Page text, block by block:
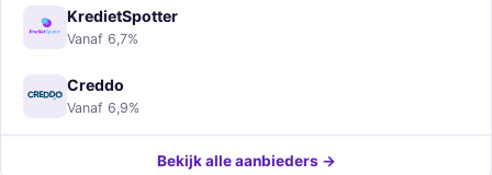
KredietSpotter
Vanaf 6,7%
Creddo
Vanaf 6,9%
Bekijk alle aanbieders →